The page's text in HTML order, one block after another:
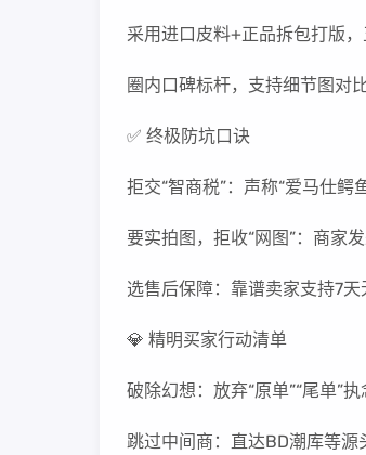
采用进口皮料+正品拆包打版
圈内口碑标杆，支持细节图对
✅ 终极防坑口诀
拒交“智商税”：声称“爱马仕鳄
要实拍图，拒收“网图”：商家
选售后保障：靠谱卖家支持7天
💎 精明买家行动清单
破除幻想：放弃“原单”“尾单”执
跳过中间商：直达BD潮库等源